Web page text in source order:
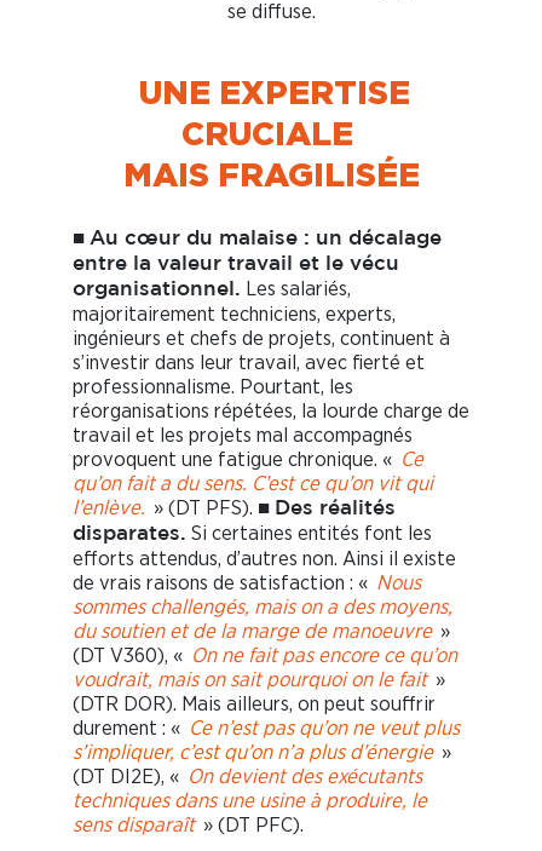
se diffuse.
UNE EXPERTISE
CRUCIALE
MAIS FRAGILISÉE
■ Au cœur du malaise : un décalage
entre la valeur travail et le vécu
organisationnel. Les salariés,
majoritairement techniciens, experts,
ingénieurs et chefs de projets, continuent à
s’investir dans leur travail, avec fierté et
professionnalisme. Pourtant, les
réorganisations répétées, la lourde charge de
travail et les projets mal accompagnés
provoquent une fatigue chronique. « Ce
qu’on fait a du sens. C’est ce qu’on vit qui
l’enlève. » (DT PFS). ■ Des réalités
disparates. Si certaines entités font les
efforts attendus, d’autres non. Ainsi il existe
de vrais raisons de satisfaction : « Nous
sommes challengés, mais on a des moyens,
du soutien et de la marge de manoeuvre »
(DT V360), « On ne fait pas encore ce qu’on
voudrait, mais on sait pourquoi on le fait »
(DTR DOR). Mais ailleurs, on peut souffrir
durement : « Ce n’est pas qu’on ne veut plus
s’impliquer, c’est qu’on n’a plus d’énergie »
(DT DI2E), « On devient des exécutants
techniques dans une usine à produire, le
sens disparaît » (DT PFC).